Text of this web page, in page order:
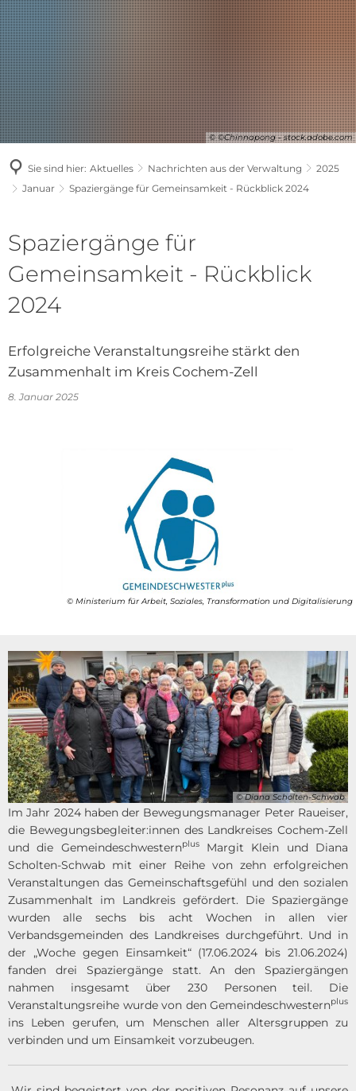
© ©Chinnapong - stock.adobe.com
Sie sind hier: Aktuelles Nachrichten aus der Verwaltung
2025
Januar
Spaziergänge für Gemeinsamkeit - Rückblick 2024
Spaziergänge für
Gemeinsamkeit - Rückblick
2024
Erfolgreiche Veranstaltungsreihe stärkt den
Zusammenhalt im Kreis Cochem-Zell
8. Januar 2025
© Ministerium für Arbeit, Soziales, Transformation und Digitalisierung
© Diana Scholten-Schwab
Im Jahr 2024 haben der Bewegungsmanager Peter Raueiser,
die Bewegungsbegleiter:innen des Landkreises Cochem-Zell
und die GemeindeschwesternplusMargit Klein und Diana
Scholten-Schwab mit einer Reihe von zehn erfolgreichen
Veranstaltungen das Gemeinschaftsgefühl und den sozialen
Zusammenhalt im Landkreis gefördert. Die Spaziergänge
wurden alle sechs bis acht Wochen in allen vier
Verbandsgemeinden des Landkreises durchgeführt. Und in
der „Woche gegen Einsamkeit“ (17.06.2024 bis 21.06.2024)
fanden drei Spaziergänge statt. An den Spaziergängen
nahmen insgesamt über 230 Personen teil. Die
Veranstaltungsreihe wurde von den Gemeindeschwesternplus
ins Leben gerufen, um Menschen aller Altersgruppen zu
verbinden und um Einsamkeit vorzubeugen.